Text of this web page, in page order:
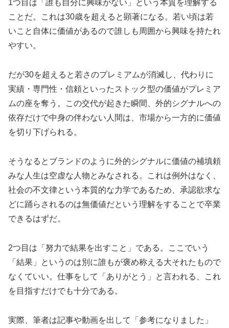
1つ目は「誰も自分に興味がない」という本質を理解する
ことだ。これは30歳を超えると顕著になる。若い頃は若
いこと自体に価値があるので誰しも周囲から興味を持たれ
やすい。
だが30を超えると若さのプレミアムが消滅し、代わりに
実績・専門性・信頼といったストック型の価値がプレミア
ムの座を奪う。この交代が起きた瞬間、外的シグナルへの
依存だけで中身の伴わない人間は、市場から一方的に価値
を切り下げられる。
そうなるとブランドのように外的シグナルに価値の補填頼
みな人生は空虚な人物とみなされる。これは例外はなく、
社会の不文律という本質的な力学であるため、承認欲求な
どに踊らされるのは無価値だという理解をすることで卒業
できるはずだ。
2つ目は「努力で結果を出すこと」である。ここでいう
「結果」というのは別に誰もが褒め称える大それたもので
なくていい。仕事をして「ありがとう」と言われる、これ
を目指すだけでも十分である。
実際、筆者は記事や動画を出して「参考になりました」